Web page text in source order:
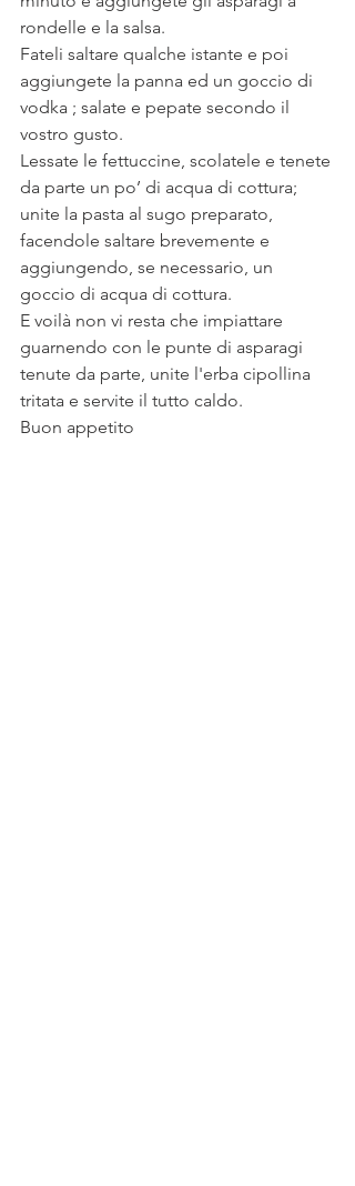
rondelle e la salsa.
Fateli saltare qualche istante e poi
aggiungete la panna ed un goccio di
vodka ; salate e pepate secondo il
vostro gusto.
Lessate le fettuccine, scolatele e tenete
da parte un po’ di acqua di cottura;
unite la pasta al sugo preparato,
facendole saltare brevemente e
aggiungendo, se necessario, un
goccio di acqua di cottura.
E voilà non vi resta che impiattare
guarnendo con le punte di asparagi
tenute da parte, unite l'erba cipollina
tritata e servite il tutto caldo.
Buon appetito